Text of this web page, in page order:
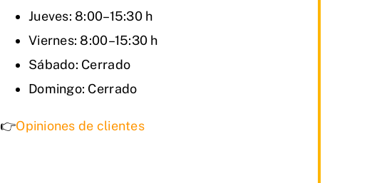
Jueves: 8:00–15:30 h
Viernes: 8:00–15:30 h
Sábado: Cerrado
Domingo: Cerrado
👉Opiniones de clientes